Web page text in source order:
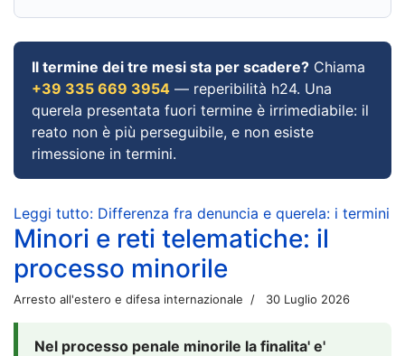
Il termine dei tre mesi sta per scadere? Chiama
+39 335 669 3954 — reperibilità h24. Una
querela presentata fuori termine è irrimediabile: il
reato non è più perseguibile, e non esiste
rimessione in termini.
Leggi tutto: Differenza fra denuncia e querela: i termini
Minori e reti telematiche: il
processo minorile
Arresto all'estero e difesa internazionale 30 Luglio 2026
Nel processo penale minorile la finalita' e'